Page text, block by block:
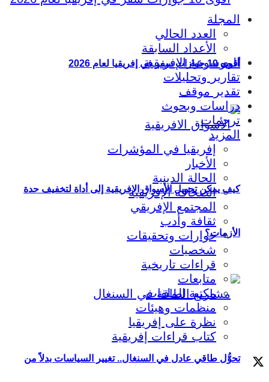
أقوى 10 جوازات سفر في إفريقيا لعام 2026
كيف يمكن تحويل الأسواق الإفريقية إلى أداة لتخفيف حدة
الأزمات؟
تحوُّل طاقي عادل في السنغال.. تغيير السياسات بدلاً من
المجلة
العدد الحالي
الأعداد السابقة
الموسوعة الإفريقية
تقارير وتحليلات
تقدير موقف
دراسات وبحوث
ترجمات
المزيد
إفريقيا في المؤشرات
الأخبار
الحالة الدينية
الصحافة الإفريقية
المجتمع الإفريقي
ثقافة وأدب
حوارات وتحقيقات
شخصيات
قراءات تاريخية
متابعات
مكتبة الملفات
منظمات وهيئات
نظرة على إفريقيا
كتاب قراءات إفريقية